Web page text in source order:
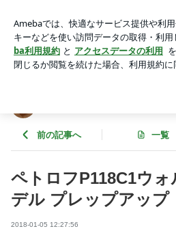
トロフピアノ＆チェコを愛する店
アプリをダウンロードして ブログの更
ょう。
前の記事へ 一覧
ペトロフP118C1ウ
デル プレップアップ
2018-01-05 12:27:56